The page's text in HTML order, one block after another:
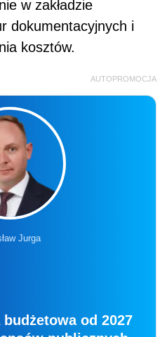
w zakładzie
dokumentacyjnych i
kosztów.
AUTOPROMOCJA
Jurga
od 2027